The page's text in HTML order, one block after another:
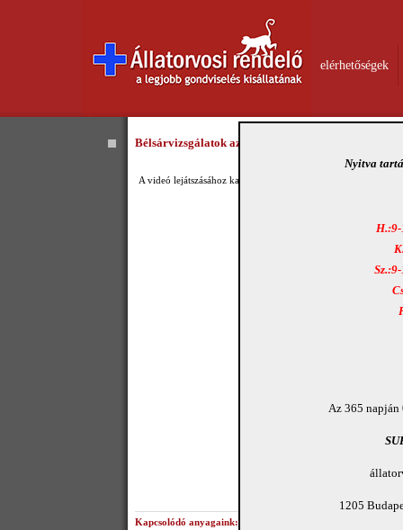
Nyitva
H.:9-
Az 365 napján
1205
elérhetőségek
Bélsárvizsgálatok az Ebugattában II. - Videó
A videó lejátszásához kattintson
Kapcsolódó anyagaink: